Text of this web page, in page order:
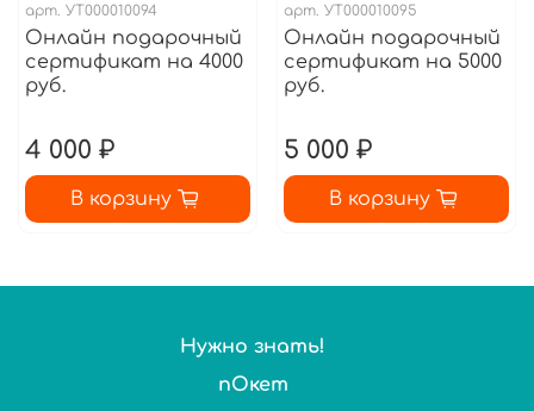
арт. УТ000010094
Онлайн подарочный
сертификат на 4000
руб.
4 000 ₽
В корзину
арт. УТ000010095
Онлайн подарочный
сертификат на 5000
руб.
5 000 ₽
В корзину
Нужно знать!
пОкет